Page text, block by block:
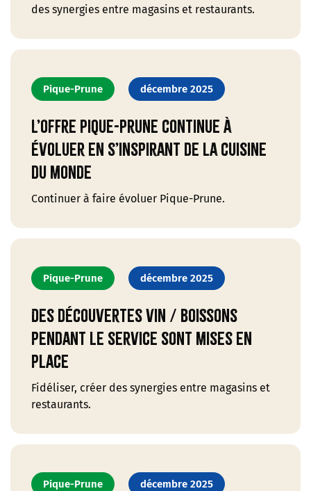
des synergies entre magasins et restaurants.
Pique-Prune décembre 2025
L’offre Pique-Prune continue à
évoluer en s’inspirant de la cuisine
du monde
Continuer à faire évoluer Pique-Prune.
Pique-Prune décembre 2025
Des découvertes vin / boissons
pendant le service sont mises en
place
Fidéliser, créer des synergies entre magasins et
restaurants.
Pique-Prune décembre 2025